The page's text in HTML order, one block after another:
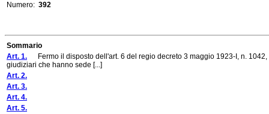
Numero: 392
Sommario
Art. 1. Fermo il disposto dell'art. 6 del regio decreto 3 maggio 1923-I, n.
giudiziari che hanno sede [...]
Art. 2.
Art. 3.
Art. 4.
Art. 5.